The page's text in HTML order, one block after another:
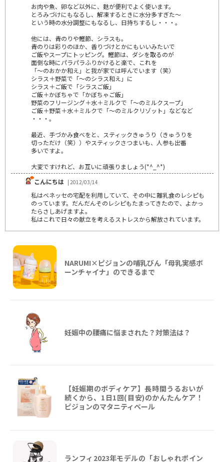
お肉や魚、卵など以外に、麩が便利でよく使います。
とろみづけにもなるし、解凍するときに水分多すぎた～
という時の水分調整にもなるし、日持ちするし・・・。
他には、青のりや鰹節、シラスも。
青のりは彩りのほか、香りづけとかにもいいみたいで
ご飯やスープにトッピング。鰹節は、ダシを取るのが
面倒な時にパラパラふりかけると楽で、これを
「～のおかか和え」と我が家では呼んでいます（笑）
シラス＋野菜で「～のシラス和え」に
シラス＋ご飯で「シラスご飯」
ご飯＋かぼちゃで「かぼちゃご飯」
野菜のフリージング＋水＋ミルクで「～のミルクスープ」
ご飯＋野菜＋水＋ミルクで「～のミルクリゾット」などなど
・・・。
最近、手づかみ食べをと、スティックきゅうり（きゅうりを
切っただけ（笑））やスティックさつまいも、人参も出番
多いですよ。
大変ですけれど、お互いに頑張りましょう(*^_^*)
こんにちは | 2012/03/14
私はベネッセの宅配を利用していて、その中に離乳食のレシピも
のっています。だんだんそのレシピもたまってきたので、よかっ
たらさしあげますよ。
私はこれで日々の献立を考えるストレスから解放されています。
NARUMI×ピジョンの哺乳びん「母乳実感ボ
ーンチャイナ」のできるまで
妊娠中の腰痛に悩まされた？対策法は？
【妊娠期のボディケア】長時間うるおいが
続くから、1日1回(目安)のかんたんケア！
ピジョンのマタニティベール
ランフィ2023年モデルの「おしゃれポイン